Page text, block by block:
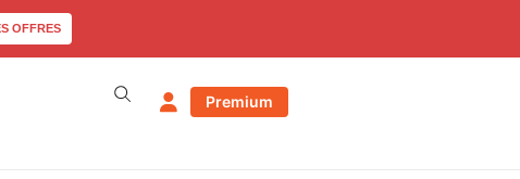
OFFRES
Premium